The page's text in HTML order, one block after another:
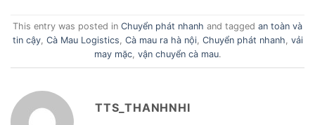
This entry was posted in Chuyển phát nhanh and tagged an toàn và
tin cậy, Cà Mau Logistics, Cà mau ra hà nội, Chuyển phát nhanh, vải
may mặc, vận chuyển cà mau.
TTS_THANHNHI